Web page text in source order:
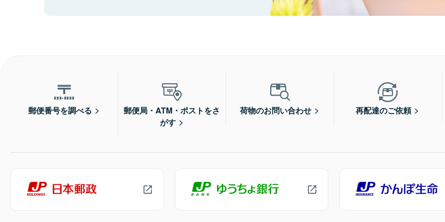
郵便番号を調べる
郵便局・ATM・ポストをさ
がす
荷物のお問い合わせ 再配達のご依頼